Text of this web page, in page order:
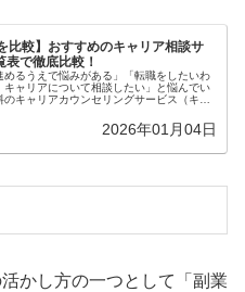
比較】おすすめのキャリア相談サ
表で徹底比較！
めるうえで悩みがある」「転職をしたいわ
キャリアについて相談したい」と悩んでい
のキャリアカウンセリングサービス（キャ
トでも担当者によっ...2026年01月04日
かし方の一つとして「副業